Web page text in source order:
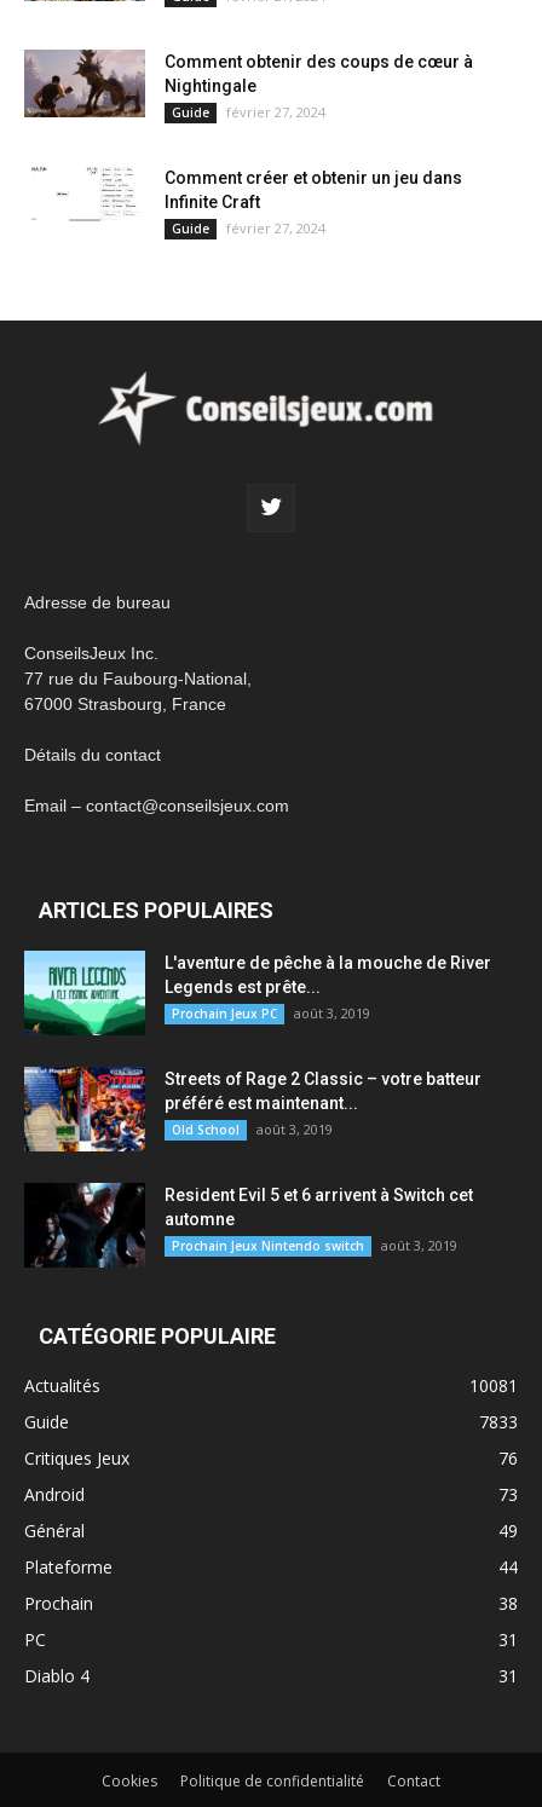
Comment obtenir des coups de cœur à
Nightingale
Guide février 27, 2024
Comment créer et obtenir un jeu dans
Infinite Craft
Guide février 27, 2024
Adresse de bureau
ConseilsJeux Inc.
77 rue du Faubourg-National,
67000 Strasbourg, France
Détails du contact
Email – contact@conseilsjeux.com
ARTICLES POPULAIRES
L'aventure de pêche à la mouche de River
Legends est prête...
Prochain Jeux PC août 3, 2019
Streets of Rage 2 Classic – votre batteur
préféré est maintenant...
Old School août 3, 2019
Resident Evil 5 et 6 arrivent à Switch cet
automne
Prochain Jeux Nintendo switch août 3, 2019
CATÉGORIE POPULAIRE
Actualités
10081
Guide
7833
Critiques Jeux
76
Android
73
Général
49
Plateforme
44
Prochain
38
PC
31
Diablo 4
31
Cookies Politique de confidentialité Contact